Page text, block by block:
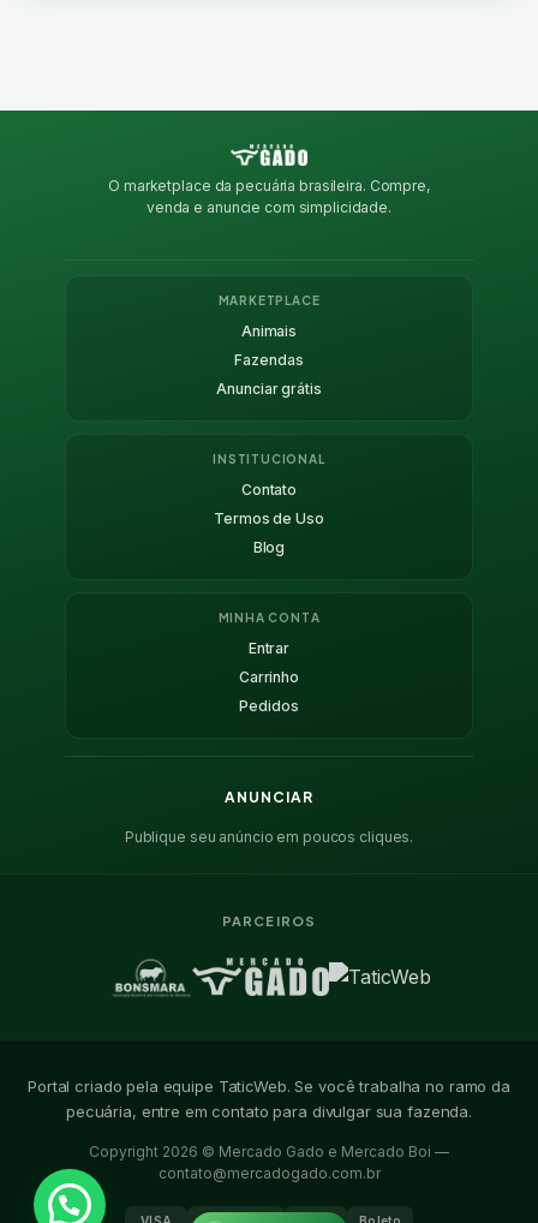
O marketplace da pecuária brasileira. Compre,
venda e anuncie com simplicidade.
MARKETPLACE
Animais
Fazendas
Anunciar grátis
INSTITUCIONAL
Contato
Termos de Uso
Blog
MINHA CONTA
Entrar
Carrinho
Pedidos
ANUNCIAR
Publique seu anúncio em poucos cliques.
PARCEIROS
Portal criado pela equipe TaticWeb. Se você trabalha no ramo da
pecuária, entre em contato para divulgar sua fazenda.
Copyright 2026 © Mercado Gado e Mercado Boi —
contato@mercadogado.com.br